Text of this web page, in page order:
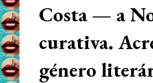
Costa — a
curativa.
género